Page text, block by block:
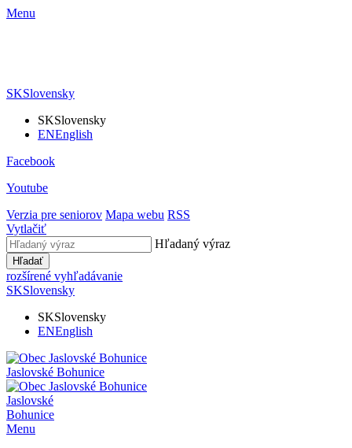
Menu
SKSlovensky
SKSlovensky
ENEnglish
Facebook
Youtube
Verzia pre seniorov Mapa webu RSS
Vytlačiť
Hľadaný výraz
Hľadať
rozšírené vyhľadávanie
SKSlovensky
SKSlovensky
ENEnglish
Jaslovské Bohunice
Jaslovské
Bohunice
Menu